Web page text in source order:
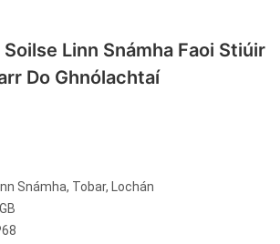
Linn Snámha Faoi Stiúir
Do Ghnólachtaí
Snámha, Tobar, Lochán